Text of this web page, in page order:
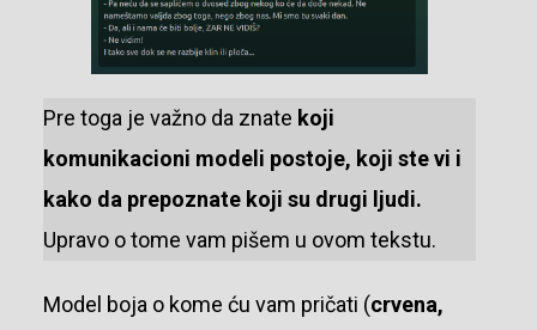
Pre toga je važno da znate koji
komunikacioni modeli postoje, koji ste vi i
kako da prepoznate koji su drugi ljudi.
Upravo o tome vam pišem u ovom tekstu.
Model boja o kome ću vam pričati (crvena,